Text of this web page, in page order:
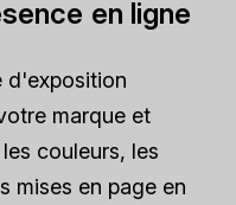
en ligne
d'exposition
marque et
couleurs, les
mises en page en